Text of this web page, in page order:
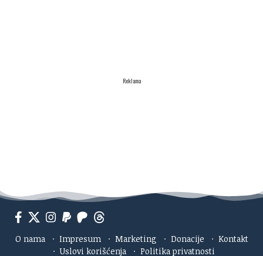
Reklama
O nama · Impresum · Marketing · Donacije · Kontakt
· Uslovi korišćenja · Politika privatnosti